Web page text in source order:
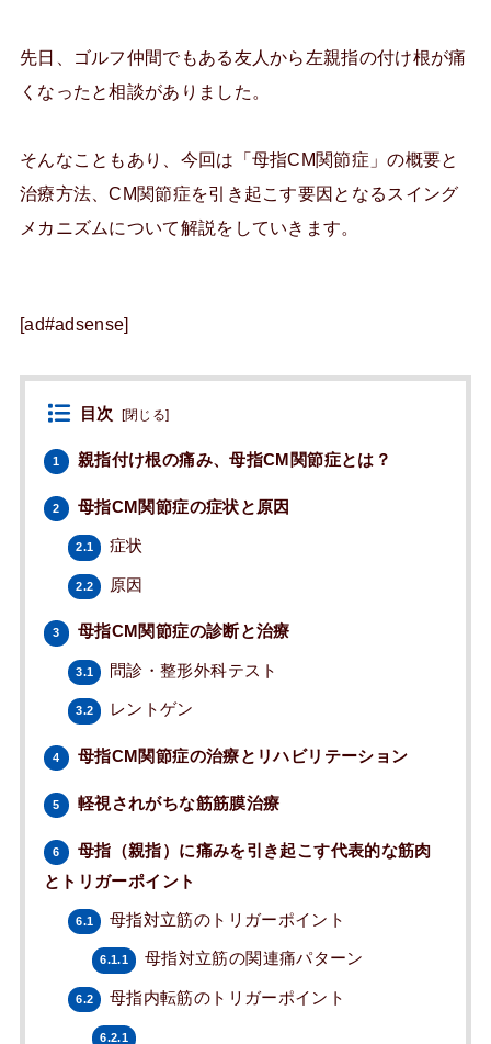
先日、ゴルフ仲間でもある友人から左親指の付け根が痛
くなったと相談がありました。
そんなこともあり、今回は「母指CM関節症」の概要と
治療方法、CM関節症を引き起こす要因となるスイング
メカニズムについて解説をしていきます。
[ad#adsense]
目次 [閉じる]
1 親指付け根の痛み、母指CM関節症とは？
2 母指CM関節症の症状と原因
2.1 症状
2.2 原因
3 母指CM関節症の診断と治療
3.1 問診・整形外科テスト
3.2 レントゲン
4 母指CM関節症の治療とリハビリテーション
5 軽視されがちな筋筋膜治療
6
母指（親指）に痛みを引き起こす代表的な筋肉
とトリガーポイント
6.1 母指対立筋のトリガーポイント
6.1.1 母指対立筋の関連痛パターン
6.2 母指内転筋のトリガーポイント
6.2.1